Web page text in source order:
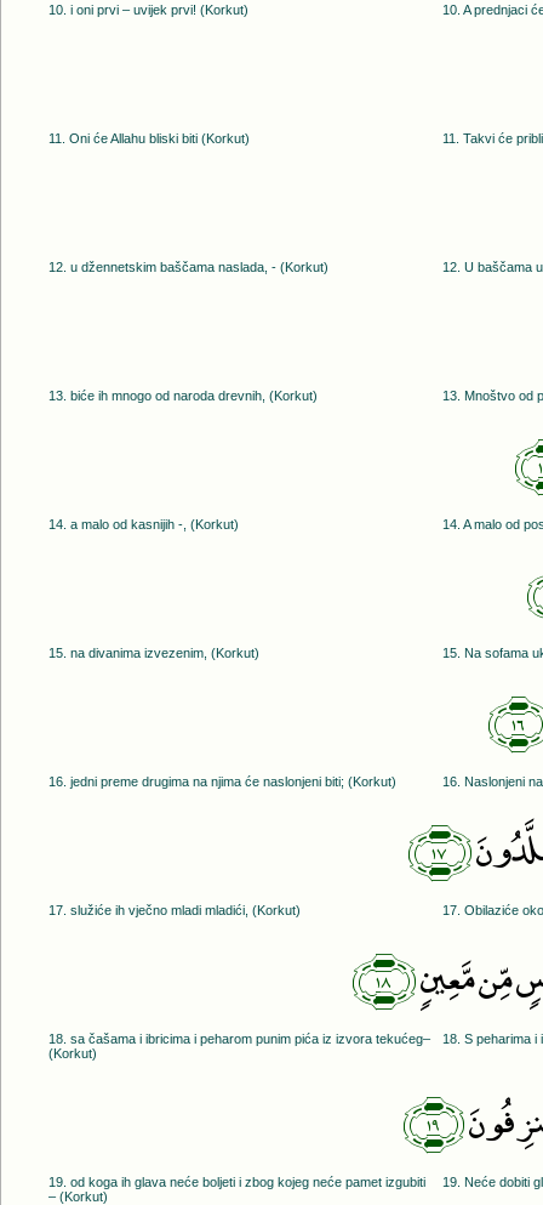
10. i oni prvi – uvijek prvi! (Korkut) 10. A prednjaci
11. Oni će Allahu bliski biti (Korkut) 11. Takvi će
12. u džennetskim baščama naslada, - (Korkut) 12. U baščama
13. biće ih mnogo od naroda drevnih, (Korkut) 13. Mnoštvo od
14. a malo od kasnijih -, (Korkut) 14. A malo od
15. na divanima izvezenim, (Korkut) 15. Na sofama
16. jedni preme drugima na njima će naslonjeni biti; (Korkut) 16. Naslonjeni
﴿١٧﴾
17. služiće ih vječno mladi mladići, (Korkut) 17. Obilaziće
مِّن مَّعِينٍۢ﴿١٨﴾
18. sa čašama i ibricima i peharom punim pića iz izvora tekućeg–
(Korkut)
18. S peharima
﴿١٩﴾
19. od koga ih glava neće boljeti i zbog kojeg neće pamet izgubiti
– (Korkut)
19. Neće dobiti